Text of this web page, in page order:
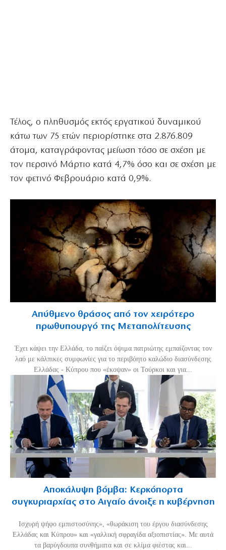
Τέλος, ο πληθυσμός εκτός εργατικού δυναμικού
κάτω των 75 ετών περιορίστηκε στα 2.876.809
άτομα, καταγράφοντας μείωση τόσο σε σχέση με
τον περσινό Μάρτιο κατά 4,7% όσο και σε σχέση με
τον φετινό Φεβρουάριο κατά 0,9%.
Απύθμενο θράσος από τον χειρότερο
πρωθυπουργό της Μεταπολίτευσης
Έχει κάψει την Ελλάδα, το παίζει όψιμα πατριώτης εμπαίζοντας τον
λαό με κάλπικες συμφωνίες για το περιβόητο καλώδιο διασύνδεσης
Ελλάδας - Κύπρου που «έκοψαν» οι Τούρκοι και για...
Αποκάλυψη βόμβα: Κερκόπορτα
συγκυριαρχίας στο Αιγαίο άνοιξε η κυβέρνηση
Ισχυρή ψήφο εμπιστοσύνης», «θωράκιση του έργου διασύνδεσης
Ελλάδας και Κύπρου» και «γαλλική σφραγίδα αξιοπιστίας». Με αυτά
τα βαρύγδουπα συνθήματα και σε κλίμα φιέστας και...